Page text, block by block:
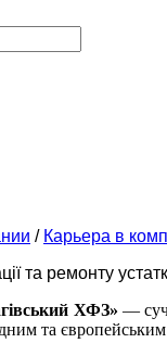
/ Карьера в
та ремонту
ХФЗ» —
та